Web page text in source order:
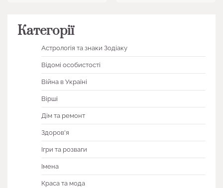
Категорії
Астрологія та знаки Зодіаку
Відомі особистості
Війна в Україні
Вірші
Дім та ремонт
Здоров'я
Ігри та розваги
Імена
Краса та мода